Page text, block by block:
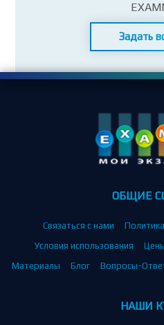
Задать
ОБЩИЕ
Связаться с нами
Условия использования
Материалы
Блог Вопросы-
НАШИ